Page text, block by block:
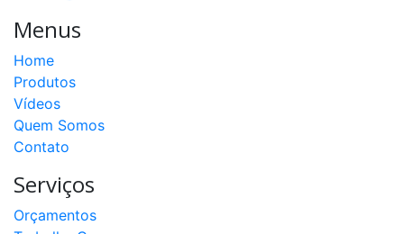
Menus
Home
Produtos
Vídeos
Quem Somos
Contato
Serviços
Orçamentos